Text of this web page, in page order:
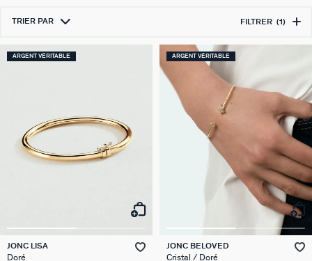
TRIER PAR FILTRER (1)
ARGENT VÉRITABLE
JONC LISA
Doré
ARGENT VÉRITABLE
JONC BELOVED
Cristal / Doré